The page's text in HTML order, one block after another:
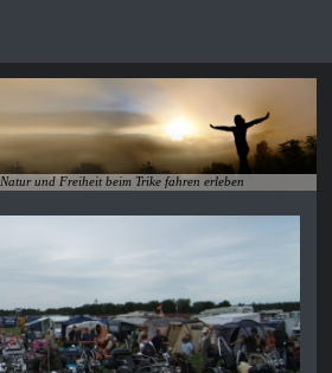
Natur und Freiheit beim Trike fahren erleben